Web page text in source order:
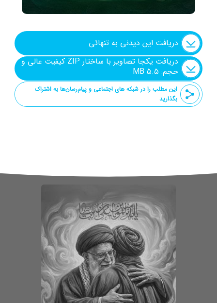
دریافت این دیدنی به تنهائی
دریافت یکجا تصاویر با ساختار ZIP کیفیت عالی و
حجم: ۵.۵ MB
این مطلب را در شبکه های اجتماعی و پیام‌رسان‌ها به اشتراک
بگذارید